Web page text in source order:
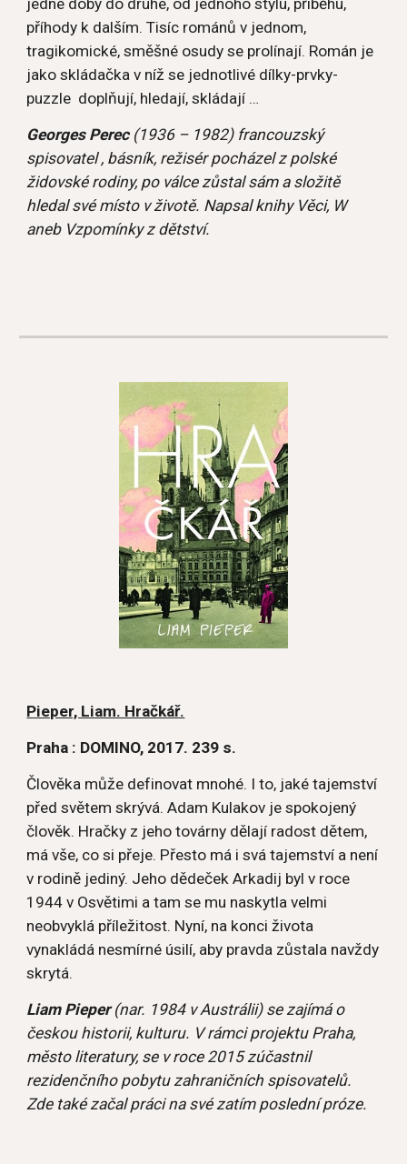
příhody k dalším. Tisíc románů v jednom,
tragikomické, směšné osudy se prolínají. Román je
jako skládačka v níž se jednotlivé dílky-prvky-
puzzle  doplňují, hledají, skládají …
Georges Perec (1936 – 1982) francouzský
spisovatel , básník, režisér pocházel z polské
židovské rodiny, po válce zůstal sám a složitě
hledal své místo v životě. Napsal knihy Věci, W
aneb Vzpomínky z dětství.
Pieper, Liam. Hračkář.
Praha : DOMINO, 2017. 239 s.
Člověka může definovat mnohé. I to, jaké tajemství
před světem skrývá. Adam Kulakov je spokojený
člověk. Hračky z jeho továrny dělají radost dětem,
má vše, co si přeje. Přesto má i svá tajemství a není
v rodině jediný. Jeho dědeček Arkadij byl v roce
1944 v Osvětimi a tam se mu naskytla velmi
neobvyklá příležitost. Nyní, na konci života
vynakládá nesmírné úsilí, aby pravda zůstala navždy
skrytá.
Liam Pieper (nar. 1984 v Austrálii) se zajímá o
českou historii, kulturu. V rámci projektu Praha,
město literatury, se v roce 2015 zúčastnil
rezidenčního pobytu zahraničních spisovatelů.
Zde také začal práci na své zatím poslední próze.